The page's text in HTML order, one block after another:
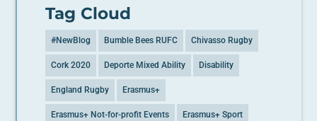
Tag Cloud
#NewBlog Bumble Bees RUFC Chivasso Rugby
Cork 2020 Deporte Mixed Ability Disability
England Rugby Erasmus+
Erasmus+ Not-for-profit Events Erasmus+ Sport